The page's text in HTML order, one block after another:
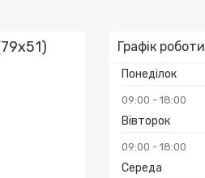
Графік роботи
Понеділок
09:00 18:00
Вівторок
09:00 18:00
Середа